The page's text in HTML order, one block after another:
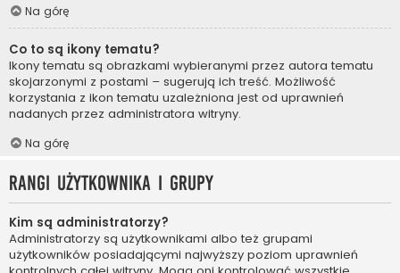
Na górę
Co to są ikony tematu?
Ikony tematu są obrazkami wybieranymi przez autora tematu
skojarzonymi z postami – sugerują ich treść. Możliwość
korzystania z ikon tematu uzależniona jest od uprawnień
nadanych przez administratora witryny.
Na górę
Rangi użytkownika i grupy
Kim są administratorzy?
Administratorzy są użytkownikami albo też grupami
użytkowników posiadającymi najwyższy poziom uprawnień